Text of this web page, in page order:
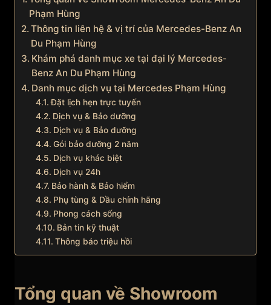
Phạm Hùng
Thông tin liên hệ & vị trí của Mercedes-Benz An
Du Phạm Hùng
Khám phá danh mục xe tại đại lý Mercedes-
Benz An Du Phạm Hùng
Danh mục dịch vụ tại Mercedes Phạm Hùng
Đặt lịch hẹn trực tuyến
Dịch vụ & Bảo dưỡng
Dịch vụ & Bảo dưỡng
Gói bảo dưỡng 2 năm
Dịch vụ khác biệt
Dịch vụ 24h
Bảo hành & Bảo hiểm
Phụ tùng & Dầu chính hãng
Phong cách sống
Bản tin kỹ thuật
Thông báo triệu hồi
Tổng quan về Showroom